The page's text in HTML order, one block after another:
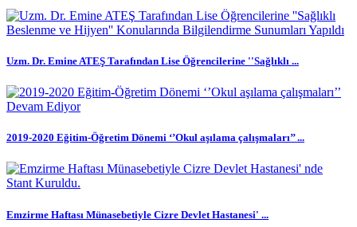
Uzm. Dr. Emine ATEŞ Tarafından Lise Öğrencilerine ''Sağlıklı ...
2019-2020 Eğitim-Öğretim Dönemi ‘’Okul aşılama çalışmaları’’ ...
Emzirme Haftası Münasebetiyle Cizre Devlet Hastanesi' ...